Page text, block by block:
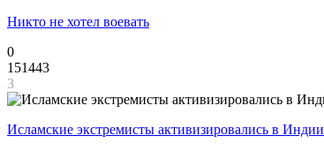
Никто не хотел воевать
0
151443
3
Исламские экстремисты активизировались в Индии